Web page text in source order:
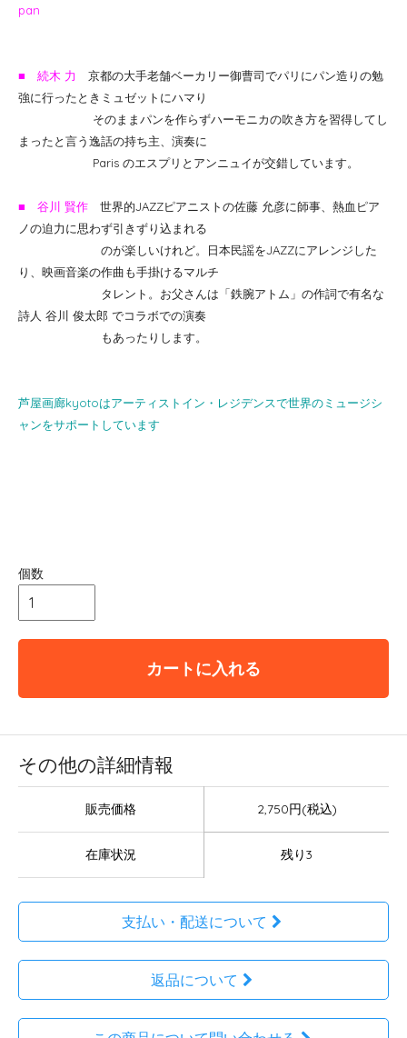
pan
■ 続木 力
京都の大手老舗ベーカリー御曹司でパリにパン造りの勉
強に行ったときミュゼットにハマり
そのままパンを作らずハーモニカの吹き方を習得してし
まったと言う逸話の持ち主、演奏に
Paris のエスプリとアンニュイが交錯しています。
■ 谷川 賢作 世界的JAZZピアニストの佐藤 允彦に師事、熱血ピア
ノの迫力に思わず引きずり込まれる
のが楽しいけれど。日本民謡をJAZZにアレンジした
り、映画音楽の作曲も手掛けるマルチ
タレント。お父さんは「鉄腕アトム」の作詞で有名な
詩人 谷川 俊太郎 でコラボでの演奏
もあったりします。
芦屋画廊kyotoはアーティストイン・レジデンスで世界のミュージシ
ャンをサポートしています
個数
カートに入れる
その他の詳細情報
販売価格 2,750円(税込)
在庫状況 残り3
支払い・配送について
返品について